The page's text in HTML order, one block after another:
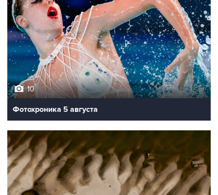
10
Фотохроника 5 августа